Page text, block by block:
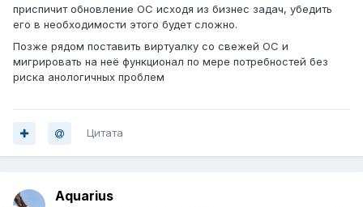
приспичит обновление ОС исходя из бизнес задач, убедить
его в необходимости этого будет сложно.
Позже рядом поставить виртуалку со свежей ОС и
мигрировать на неё функционал по мере потребностей без
риска анологичных проблем
Цитата
Aquarius